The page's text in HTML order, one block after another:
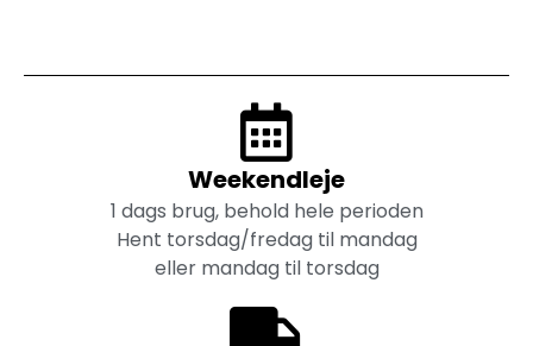
Weekendleje
1 dags brug, behold hele perioden
Hent torsdag/fredag til mandag
eller mandag til torsdag